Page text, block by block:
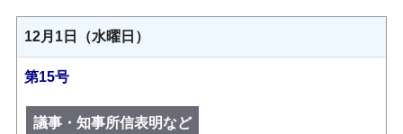
12月1日（水曜日）
第15号
議事・知事所信表明など